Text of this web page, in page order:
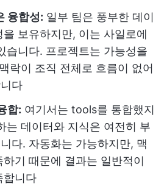
융합성: 일부 팀은 풍부한 데이
보유하지만, 이는 사일로에
습니다. 프로젝트는 가능성을
락이 조직 전체로 흐름이 없어
다
합: 여기서는 tools를 통합했지
는 데이터와 지식은 여전히 부
다. 자동화는 가능하지만, 맥
기 때문에 결과는 일반적이
합니다